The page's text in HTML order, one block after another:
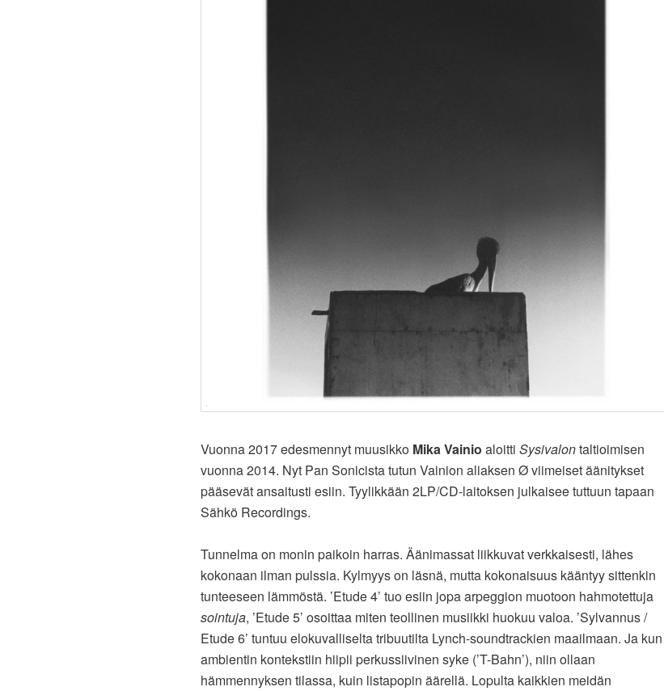
Vuonna 2017 edesmennyt muusikko Mika Vainio aloitti Sysivalontaltioimisen
vuonna 2014. Nyt Pan Sonicista tutun Vainion aliaksen Ø viimeiset äänitykset
pääsevät ansaitusti esiin. Tyylikkään 2LP/CD-laitoksen julkaisee tuttuun tapaan
Sähkö Recordings.
Tunnelma on monin paikoin harras. Äänimassat liikkuvat verkkaisesti, lähes
kokonaan ilman pulssia. Kylmyys on läsnä, mutta kokonaisuus kääntyy sittenkin
tunteeseen lämmöstä. ’Etude 4’ tuo esiin jopa arpeggion muotoon hahmotettuja
sointuja, ’Etude 5’ osoittaa miten teollinen musiikki huokuu valoa. ’Sylvannus /
Etude 6’ tuntuu elokuvalliselta tribuutilta Lynch-soundtrackien maailmaan. Ja kun
ambientin kontekstiin hiipii perkussiivinen syke (’T-Bahn’), niin ollaan
hämmennyksen tilassa, kuin listapopin äärellä. Lopulta kaikkien meidän